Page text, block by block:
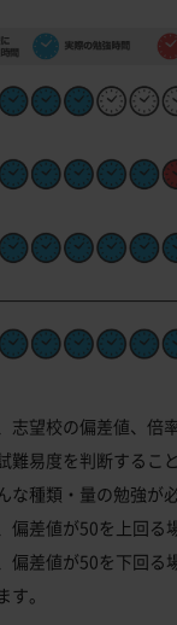
志望校の偏差値、倍
難易度を判断するこ
な種類・量の勉強が
偏差値が50を上回る
偏差値が50を下回る
。